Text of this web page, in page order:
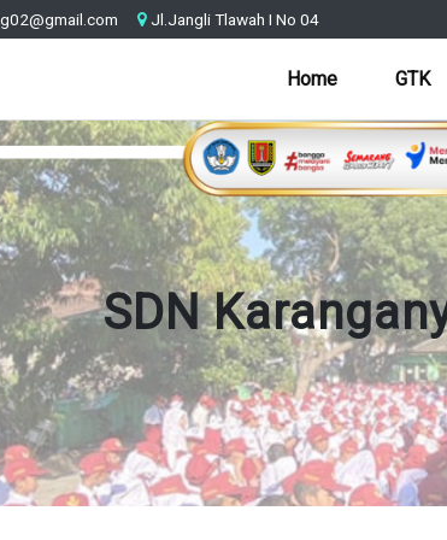
Jl.Jangli Tlawah I No 04
Home GTK
SDN